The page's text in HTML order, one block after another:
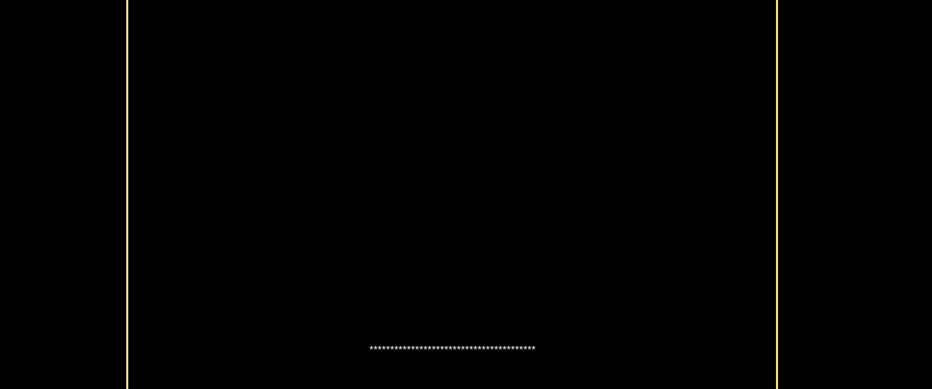
****************************************